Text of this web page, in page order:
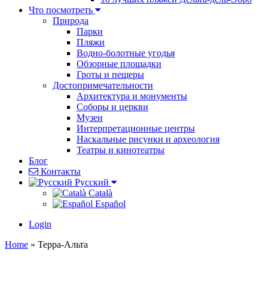
Что посмотреть
Природа
Парки
Пляжи
Водно-болотные угодья
Обзорные площадки
Гроты и пещеры
Достопримечательности
Архитектура и монументы
Соборы и церкви
Музеи
Интерпретационные центры
Наскальные рисунки и археология
Театры и кинотеатры
Блог
Контакты
Pусский
Català
Español
Login
Home » Терра-Альта